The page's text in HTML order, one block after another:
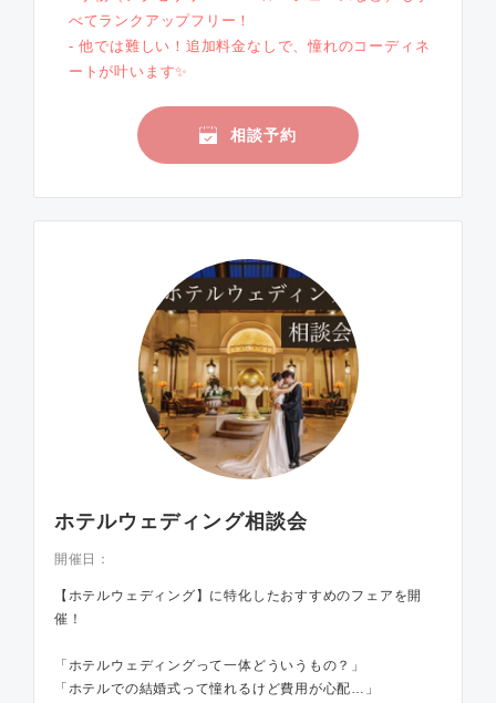
べてランクアップフリー！
- 他では難しい！追加料金なしで、憧れのコーディネ
ートが叶います✨
相談予約
ホテルウェディング相談会
開催日：
【ホテルウェディング】に特化したおすすめのフェアを開
催！
「ホテルウェディングって一体どういうもの？」
「ホテルでの結婚式って憧れるけど費用が心配…」